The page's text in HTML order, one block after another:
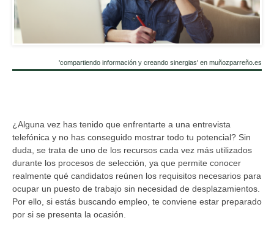
'compartiendo información y creando sinergias' en muñozparreño.es
¿Alguna vez has tenido que enfrentarte a una entrevista
telefónica y no has conseguido mostrar todo tu potencial? Sin
duda, se trata de uno de los recursos cada vez más utilizados
durante los procesos de selección, ya que permite conocer
realmente qué candidatos reúnen los requisitos necesarios para
ocupar un puesto de trabajo sin necesidad de desplazamientos.
Por ello, si estás buscando empleo, te conviene estar preparado
por si se presenta la ocasión.